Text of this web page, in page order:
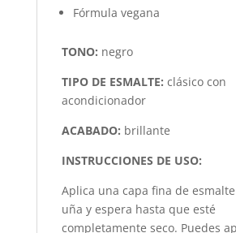
Fórmula vegana
TONO: negro
TIPO DE ESMALTE: clásico con
acondicionador
ACABADO: brillante
INSTRUCCIONES DE USO:
Aplica una capa fina de
uña y espera hasta que esté
completamente seco. Puedes